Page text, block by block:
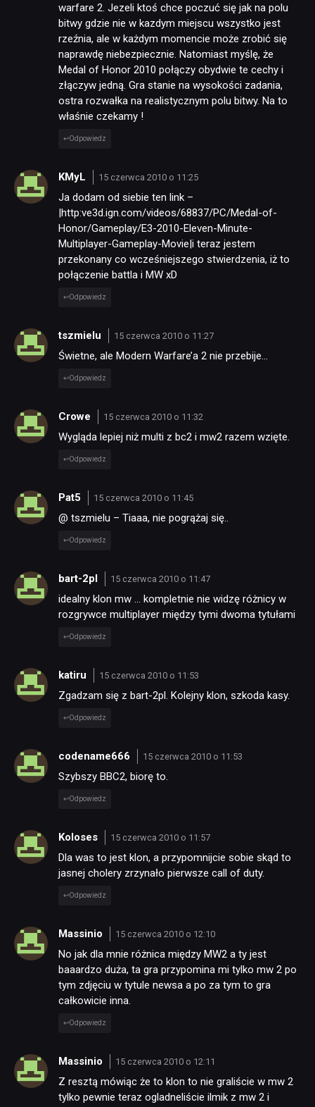
NEWSY
RECENZJE
PUBLICYSTYKA
KULTURA
TECHNOLOGIE
JUŻ GRALIŚMY
warfare 2. Jezeli ktoś chce poczuć się jak na polu
bitwy gdzie nie w kazdym miejscu wszystko jest
rzeźnia, ale w każdym momencie może zrobić się
naprawdę niebezpiecznie. Natomiast myślę, że
Medal of Honor 2010 połączy obydwie te cechy i
złączyw jedną. Gra stanie na wysokości zadania,
ostra rozwałka na realistycznym polu bitwy. Na to
właśnie czekamy !
Odpowiedz
KMyL 15 czerwca 2010 o 11:25
Ja dodam od siebie ten link –
|http:ve3d.ign.com/videos/68837/PC/Medal-of-
Honor/Gameplay/E3-2010-Eleven-Minute-
Multiplayer-Gameplay-Movie|i teraz jestem
przekonany co wcześniejszego stwierdzenia, iż to
połączenie battla i MW xD
Odpowiedz
tszmielu 15 czerwca 2010 o 11:27
Świetne, ale Modern Warfare’a 2 nie przebije…
Odpowiedz
Crowe 15 czerwca 2010 o 11:32
Wygląda lepiej niż multi z bc2 i mw2 razem wzięte.
Odpowiedz
Pat5 15 czerwca 2010 o 11:45
@ tszmielu – Tiaaa, nie pogrążaj się..
Odpowiedz
bart-2pl 15 czerwca 2010 o 11:47
idealny klon mw … kompletnie nie widzę różnicy w
rozgrywce multiplayer między tymi dwoma tytułami
Odpowiedz
katiru 15 czerwca 2010 o 11:53
Zgadzam się z bart-2pl. Kolejny klon, szkoda kasy.
Odpowiedz
codename666 15 czerwca 2010 o 11:53
Szybszy BBC2, biorę to.
Odpowiedz
Koloses 15 czerwca 2010 o 11:57
Dla was to jest klon, a przypomnijcie sobie skąd to
jasnej cholery zrzynało pierwsze call of duty.
Odpowiedz
Massinio 15 czerwca 2010 o 12:10
No jak dla mnie różnica między MW2 a ty jest
baaardzo duża, ta gra przypomina mi tylko mw 2 po
tym zdjęciu w tytule newsa a po za tym to gra
całkowicie inna.
Odpowiedz
Massinio 15 czerwca 2010 o 12:11
Z resztą mówiąc że to klon to nie graliście w mw 2
tylko pewnie teraz ogladneliście ilmik z mw 2 i